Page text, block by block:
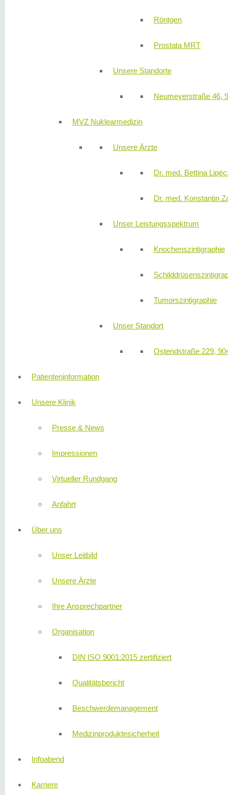
Röntgen
Prostata MRT
Unsere Standorte
Neumeyerstraße 46,
MVZ Nuklearmedizin
Unsere Ärzte
Dr. med. Bettina
Dr. med. Konstantin
Unser Leistungsspektrum
Knochenszintigraphie
Tumorszintigraphie
Unser Standort
Ostendstraße 229,
Patienteninformation
Unsere Klinik
Presse & News
Impressionen
Virtueller Rundgang
Anfahrt
Über uns
Unser Leitbild
Unsere Ärzte
Ihre Ansprechpartner
Organisation
DIN ISO 9001:2015 zertifiziert
Qualitätsbericht
Beschwerdemanagement
Medizinproduktesicherheit
Infoabend
Karriere